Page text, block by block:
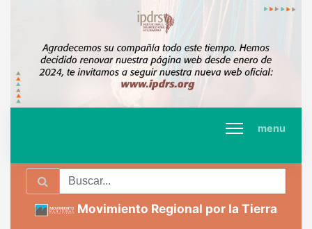
menu
Movimiento Regional por la Tierra